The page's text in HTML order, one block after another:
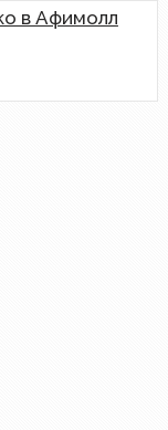
в Афимолл